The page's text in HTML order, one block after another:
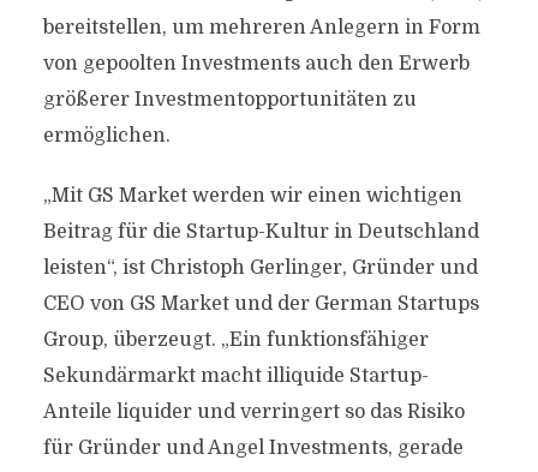
bereitstellen, um mehreren Anlegern in Form
von gepoolten Investments auch den Erwerb
größerer Investmentopportunitäten zu
ermöglichen.
„Mit GS Market werden wir einen wichtigen
Beitrag für die Startup-Kultur in Deutschland
leisten“, ist Christoph Gerlinger, Gründer und
CEO von GS Market und der German Startups
Group, überzeugt. „Ein funktionsfähiger
Sekundärmarkt macht illiquide Startup-
Anteile liquider und verringert so das Risiko
für Gründer und Angel Investments, gerade